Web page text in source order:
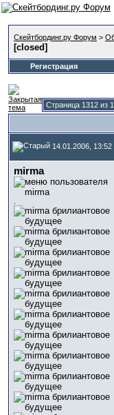
Скейтбординг.ру Форум >
[closed]
Регистрация
Страница 1312 из
14.01.2006, 13:52
mirma